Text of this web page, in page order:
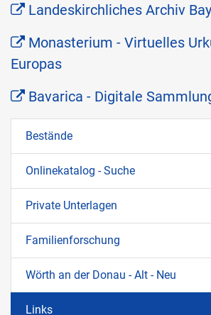
Landeskirchliches Archiv
Monasterium - Virtuelles
Europas
Bavarica - Digitale
Bestände
Onlinekatalog - Suche
Private Unterlagen
Familienforschung
Wörth an der Donau - Alt - Neu
Links